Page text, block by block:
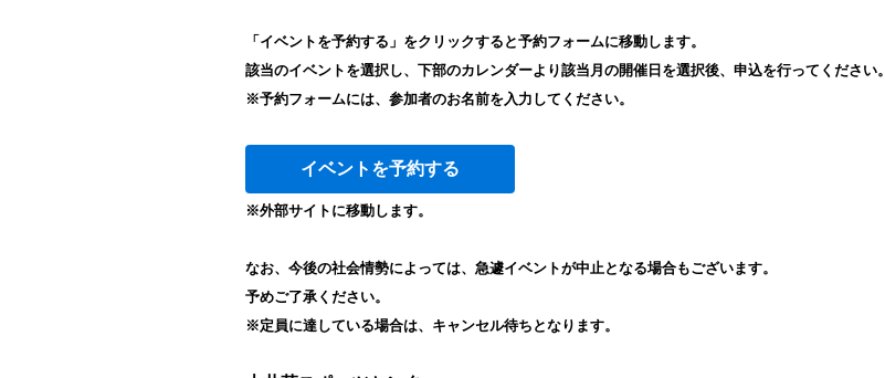
「イベントを予約する」をクリックすると予約フォームに移動します。
該当のイベントを選択し、下部のカレンダーより該当月の開催日を選択後、申込を行ってください。
※予約フォームには、参加者のお名前を入力してください。
イベントを予約する
※外部サイトに移動します。
なお、今後の社会情勢によっては、急遽イベントが中止となる場合もございます。
予めご了承ください。
※定員に達している場合は、キャンセル待ちとなります。